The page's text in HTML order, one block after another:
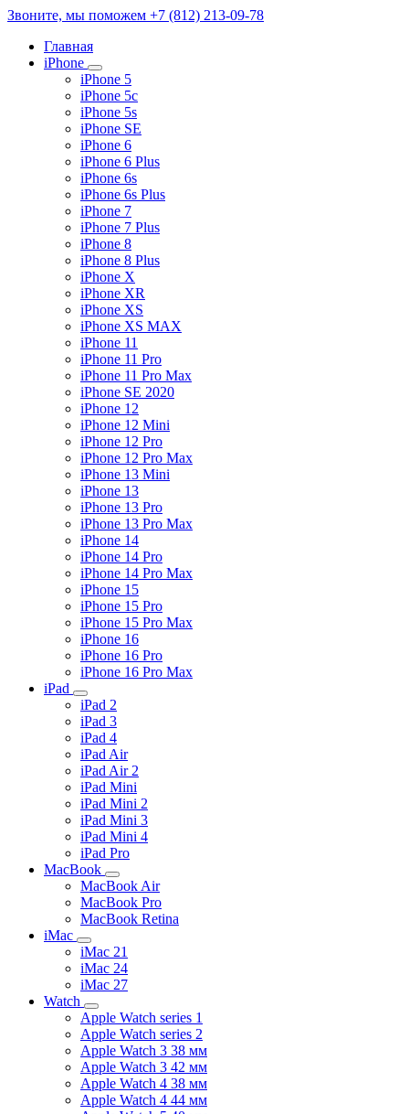
Звоните, мы поможем +7 (812) 213-09-78
Главная
iPhone
iPhone 5
iPhone 5c
iPhone 5s
iPhone SE
iPhone 6
iPhone 6 Plus
iPhone 6s
iPhone 6s Plus
iPhone 7
iPhone 7 Plus
iPhone 8
iPhone 8 Plus
iPhone X
iPhone XR
iPhone XS
iPhone XS MAX
iPhone 11
iPhone 11 Pro
iPhone 11 Pro Max
iPhone SE 2020
iPhone 12
iPhone 12 Mini
iPhone 12 Pro
iPhone 12 Pro Max
iPhone 13 Mini
iPhone 13
iPhone 13 Pro
iPhone 13 Pro Max
iPhone 14
iPhone 14 Pro
iPhone 14 Pro Max
iPhone 15
iPhone 15 Pro
iPhone 15 Pro Max
iPhone 16
iPhone 16 Pro
iPhone 16 Pro Max
iPad
iPad 2
iPad 3
iPad 4
iPad Air
iPad Air 2
iPad Mini
iPad Mini 2
iPad Mini 3
iPad Mini 4
iPad Pro
MacBook
MacBook Air
MacBook Pro
MacBook Retina
iMac
iMac 21
iMac 24
iMac 27
Watch
Apple Watch series 1
Apple Watch series 2
Apple Watch 3 38 мм
Apple Watch 3 42 мм
Apple Watch 4 38 мм
Apple Watch 4 44 мм